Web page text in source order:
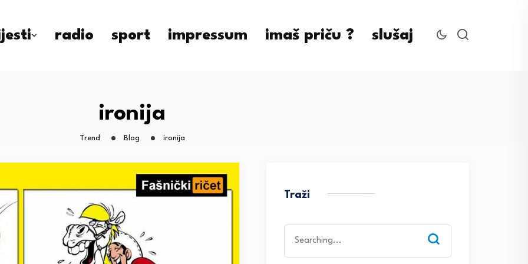
radio sport impressum imaš priču ? slušaj
ironija
Trend Blog ironija
Traži
for: